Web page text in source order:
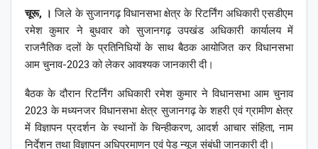
चूरू, । जिले के सुजानगढ़ विधानसभा क्षेत्र के रिटर्निंग अधिकारी एसडीएम
रमेश कुमार ने बुधवार को सुजानगढ़ उपखंड अधिकारी कार्यालय में
राजनैतिक दलों के प्रतिनिधियों के साथ बैठक आयोजित कर विधानसभा
आम चुनाव-2023 को लेकर आवश्यक जानकारी दी।
बैठक के दौरान रिटर्निंग अधिकारी रमेश कुमार ने विधानसभा आम चुनाव
2023 के मध्यनजर विधानसभा क्षेत्र सुजानगढ़ के शहरी एवं ग्रामीण क्षेत्र
में विज्ञापन प्रदर्शन के स्थानों के चिन्हीकरण, आदर्श आचार संहिता, नाम
निर्देशन तथा विज्ञापन अधिप्रमाणन एवं पेड न्यूज संबंधी जानकारी दी।